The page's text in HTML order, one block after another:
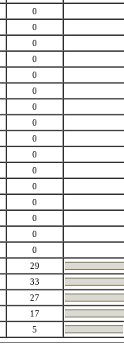
0
0
0
0
0
0
0
0
0
0
0
0
0
0
0
0
29
33
27
17
5